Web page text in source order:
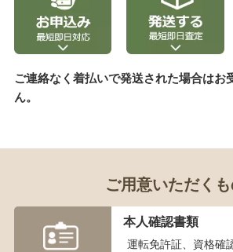
KSC
K.T.W
タナカワークス
MGC
VFC
ご連絡なく着払いで発送された場合はお
ん。
ご用意いただく
本人確認書類
運転免許証、資格確